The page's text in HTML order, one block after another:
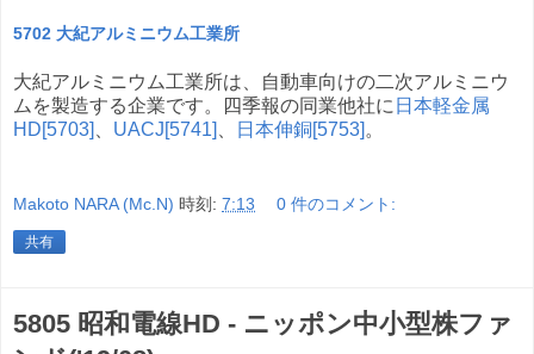
5702 大紀アルミニウム工業所
大紀アルミニウム工業所は、自動車向けの二次アルミニウ
ムを製造する企業です。四季報の同業他社に 日本軽金属
HD[5703]
UACJ[5741] 日本伸銅[5753] 。
Makoto NARA (Mc.N) 時刻: 7:13 0 件のコメント:
共有
5805 昭和電線HD - ニッポン中小型株ファ